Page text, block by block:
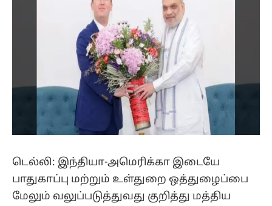
டெல்லி: இந்தியா-அமெரிக்கா இடையே
பாதுகாப்பு மற்றும் உள்துறை ஒத்துழைப்பை
மேலும் வலுப்படுத்துவது குறித்து மத்திய